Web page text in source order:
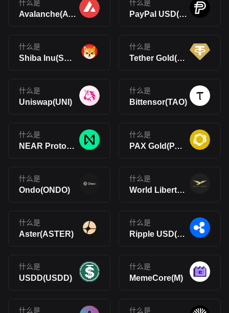
什么是
Avalanche(AVAX)
什么是
PayPal USD(PYUSD)
什么是
Shiba Inu(SHIB)
什么是
Tether Gold(XAUt)
什么是
Uniswap(UNI)
什么是
Bittensor(TAO)
什么是
NEAR Protocol(NEAR)
什么是
PAX Gold(PAXG)
什么是
Ondo(ONDO)
什么是
World Liberty Financial(WLFI)
什么是
Aster(ASTER)
什么是
Ripple USD(RLUSD)
什么是
USDD(USDD)
什么是
MemeCore(M)
什么是 什么是